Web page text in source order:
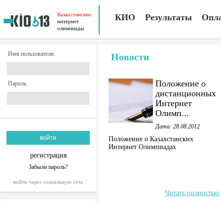
Казахстанские
интернет
олимпиады
КИО Результаты
Имя пользователя:
Пароль:
регистрация
Забыли пароль?
войти через социальную сеть
Новости
Положение о
дистанционных
Интернет
Олимп...
Дата: 28.08.2012
Положение о Казахстанских
Интернет Олимпиадах
Читать полностью